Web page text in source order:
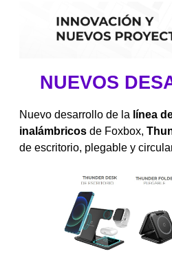
NUEVOS
Nuevo desarrollo de la línea
inalámbricos de Foxbox,
de escritorio, plegable y